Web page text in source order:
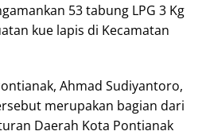
53 tabung LPG 3 Kg
kue lapis di Kecamatan
Ahmad Sudiyantoro,
merupakan bagian dari
Daerah Kota Pontianak